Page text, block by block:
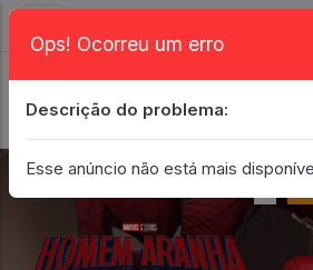
Ops! Ocorreu um erro
Descrição do problema:
Esse anúncio não está mais